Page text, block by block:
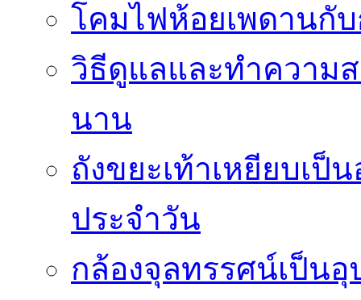
โคมไฟห้อยเพดานกั
วิธีดูแลและทำความ
นาน
ถังขยะเท้าเหยียบเ
ประจำวัน
กล้องจุลทรรศน์เป็น